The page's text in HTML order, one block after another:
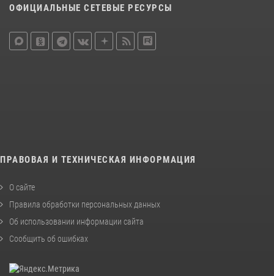
ОФИЦИАЛЬНЫЕ СЕТЕВЫЕ РЕСУРСЫ
ПРАВОВАЯ И ТЕХНИЧЕСКАЯ ИНФОРМАЦИЯ
О сайте
Правила обработки персональных данных
Об использовании информации сайта
Сообщить об ошибках